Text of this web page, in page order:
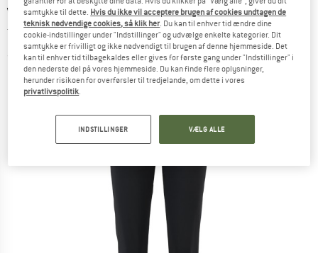
VENICE BEACH -Brandy Pants 1/1 -
Træningsbukser
(0)
samtykke til dette. Hvis du ikke vil acceptere brugen af cookies undtagen de
teknisk nødvendige cookies, så klik her. Du kan til enhver tid ændre dine
cookie-indstillinger under "Indstillinger" og udvælge enkelte kategorier. Dit
samtykke er frivilligt og ikke nødvendigt til brugen af denne hjemmeside. Det
kan til enhver tid tilbagekaldes eller gives for første gang under "Indstillinger" i
den nederste del på vores hjemmeside. Du kan finde flere oplysninger,
herunder risikoen for overførsler til tredjelande, om dette i vores
privatlivspolitik.
INDSTILLINGER VÆLG ALLE